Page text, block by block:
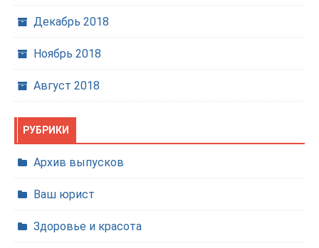
Декабрь 2018
Ноябрь 2018
Август 2018
РУБРИКИ
Архив выпусков
Ваш юрист
Здоровье и красота